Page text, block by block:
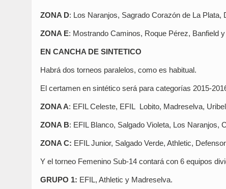
ZONA D: Los Naranjos, Sagrado Corazón de La
ZONA E: Mostrando Caminos, Roque Pérez, Banfield
EN CANCHA DE SINTETICO
Habrá dos torneos paralelos, como es habitual.
El certamen en sintético será para categorías 2015-
ZONA A: EFIL Celeste, EFIL Lobito, Madreselva,
ZONA B: EFIL Blanco, Salgado Violeta, Los Naranjos,
ZONA C: EFIL Junior, Salgado Verde, Athletic,
Y el torneo Femenino Sub-14 contará con 6 equipos
GRUPO 1: EFIL, Athletic y Madreselva.